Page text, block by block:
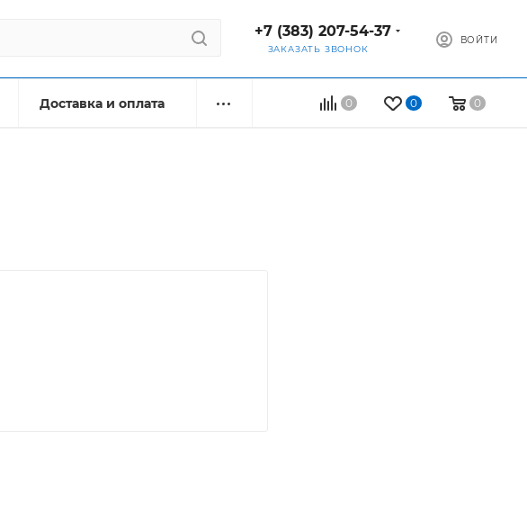
+7 (383) 207-54-37
ЗАКАЗАТЬ ЗВОНОК
ВОЙТИ
0 0 0
Доставка и оплата